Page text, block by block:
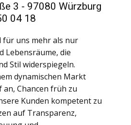
3 - 97080 Würzburg
04 18
für uns mehr als nur
Lebensräume, die
Stil widerspiegeln.
dynamischen Markt
an, Chancen früh zu
Kunden kompetent zu
auf Transparenz,